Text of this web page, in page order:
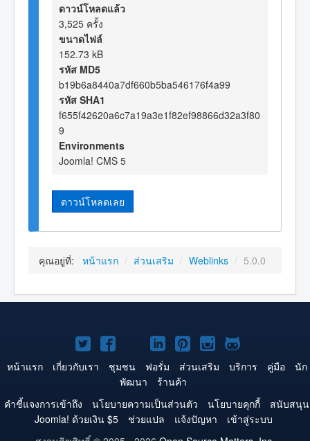
ดาวน์โหลดแล้ว
3,525 ครั้ง
ขนาดไฟล์
152.73 kB
รหัส MD5
b19b6a8440a7df660b5ba546176f4a99
รหัส SHA1
f655f42620a6c7a19a3e1f82ef98866d32a3f80
9
Environments
Joomla! CMS 5
ดาวน์โหลดเลย
คุณอยู่ที่: หน้าแรก / ส่วนเสริม / Weblinks / 5.0.0
Joomla!
บน
Twitter
Joomla!
บน
Facebook
Joomla!
บน
YouTube
Joomla!
บน
LinkedIn
Joomla!
บน
Pinterest
Joomla!
บน
Joomla!
บน
หน้าแรก เกี่ยวกับเรา ชุมชน ฟอรั่ม ส่วนเสริม บริการ คู่มือ
นัก
พัฒนา
ร้านค้า
คำชี้แจงการเข้าถึง
นโยบายความเป็นส่วนตัว นโยบายคุกกี้
สนับสนุน
Joomla! ด้วยเงิน $5
ช่วยแปล แจ้งปัญหา
เข้าสู่ระบบ